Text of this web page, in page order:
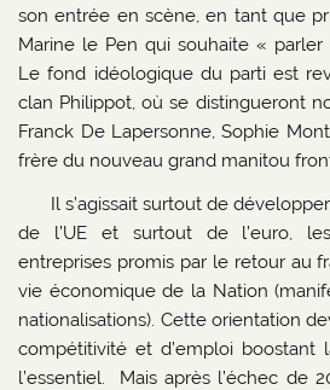
son entrée en scène, en tant que
Marine le Pen qui souhaite « parler
Le fond idéologique du parti est
clan Philippot, où se distingueront
Franck De Lapersonne, Sophie
frère du nouveau grand manitou
Il s’agissait surtout de
de l’UE et surtout de l’euro,
entreprises promis par le retour au
vie économique de la Nation
nationalisations). Cette orientation
compétitivité et d’emploi boostant
l’essentiel. Mais après l’échec de